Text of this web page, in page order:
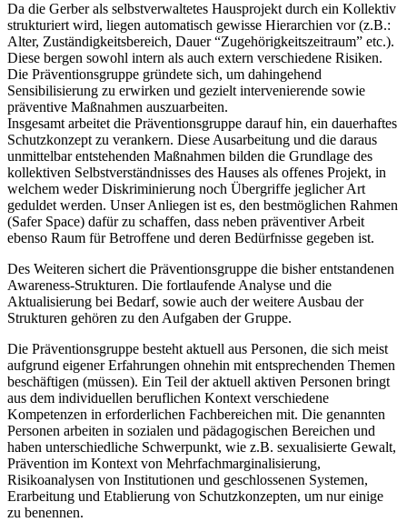
Da die Gerber als selbstverwaltetes Hausprojekt durch ein Kollektiv
strukturiert wird, liegen automatisch gewisse Hierarchien vor (z.B.:
Alter, Zuständigkeitsbereich, Dauer “Zugehörigkeitszeitraum” etc.).
Diese bergen sowohl intern als auch extern verschiedene Risiken.
Die Präventionsgruppe gründete sich, um dahingehend
Sensibilisierung zu erwirken und gezielt intervenierende sowie
präventive Maßnahmen auszuarbeiten.
Insgesamt arbeitet die Präventionsgruppe darauf hin, ein dauerhaftes
Schutzkonzept zu verankern. Diese Ausarbeitung und die daraus
unmittelbar entstehenden Maßnahmen bilden die Grundlage des
kollektiven Selbstverständnisses des Hauses als offenes Projekt, in
welchem weder Diskriminierung noch Übergriffe jeglicher Art
geduldet werden. Unser Anliegen ist es, den bestmöglichen Rahmen
(Safer Space) dafür zu schaffen, dass neben präventiver Arbeit
ebenso Raum für Betroffene und deren Bedürfnisse gegeben ist.
Des Weiteren sichert die Präventionsgruppe die bisher entstandenen
Awareness-Strukturen. Die fortlaufende Analyse und die
Aktualisierung bei Bedarf, sowie auch der weitere Ausbau der
Strukturen gehören zu den Aufgaben der Gruppe.
Die Präventionsgruppe besteht aktuell aus Personen, die sich meist
aufgrund eigener Erfahrungen ohnehin mit entsprechenden Themen
beschäftigen (müssen). Ein Teil der aktuell aktiven Personen bringt
aus dem individuellen beruflichen Kontext verschiedene
Kompetenzen in erforderlichen Fachbereichen mit. Die genannten
Personen arbeiten in sozialen und pädagogischen Bereichen und
haben unterschiedliche Schwerpunkt, wie z.B. sexualisierte Gewalt,
Prävention im Kontext von Mehrfachmarginalisierung,
Risikoanalysen von Institutionen und geschlossenen Systemen,
Erarbeitung und Etablierung von Schutzkonzepten, um nur einige
zu benennen.